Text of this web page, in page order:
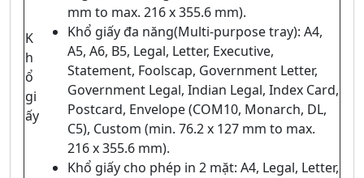
K
h
ổ
gi
ấy
mm to max. 216 x 355.6 mm).
Khổ giấy đa năng(Multi-purpose tray): A4,
A5, A6, B5, Legal, Letter, Executive,
Statement, Foolscap, Government Letter,
Government Legal, Indian Legal, Index Card,
Postcard, Envelope (COM10, Monarch, DL,
C5), Custom (min. 76.2 x 127 mm to max.
216 x 355.6 mm).
Khổ giấy cho phép in 2 mặt: A4, Legal, Letter,